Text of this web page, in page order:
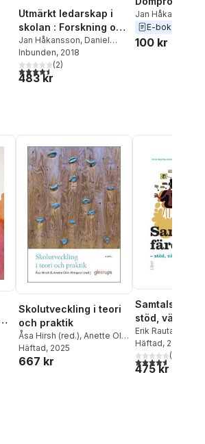
Utmärkt ledarskap i
skolan : Forskning om
att leda för elevers
måluppfyllel
Jan Håkansson, Daniel
Sundberg
Inbunden, 2018
4,5utav 5 stjärnor. Totalt antal röster:
(2)
483 kr
Jan Håkansson
E-bok
100 kr
Skolutveckling i teori
och praktik
Åsa Hirsh (red.), Anette Olin
Almqvist (red.)
Häftad, 2025
667 kr
stöd,
ledarskap
Erik Rautalinko
Häftad, 2019
4,6utav 5(
475 kr